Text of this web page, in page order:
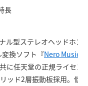
長
ル型ステレオヘッドホン
換ソフト『Nero
に任天堂の正規ライセン
ッド2層振動板採用。低